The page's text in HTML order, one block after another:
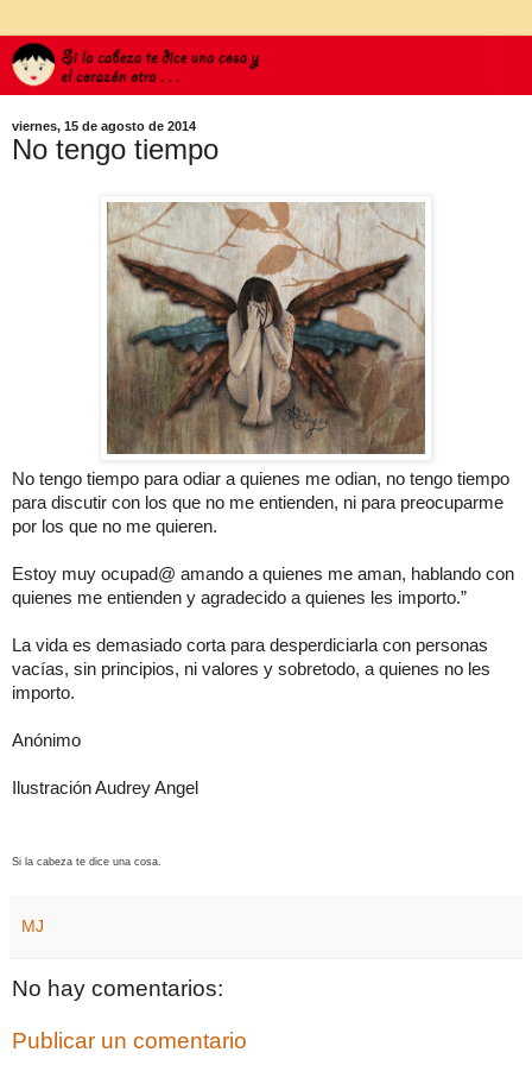
viernes, 15 de agosto de 2014
No tengo tiempo
No tengo tiempo para odiar a quienes me odian, no tengo tiempo
para discutir con los que no me entienden, ni para preocuparme
por los que no me quieren.
Estoy muy ocupad@ amando a quienes me aman, hablando con
quienes me entienden y agradecido a quienes les importo.”
La vida es demasiado corta para desperdiciarla con personas
vacías, sin principios, ni valores y sobretodo, a quienes no les
importo.
Anónimo
Ilustración Audrey Angel
Si la cabeza te dice una cosa.
MJ
No hay comentarios:
Publicar un comentario